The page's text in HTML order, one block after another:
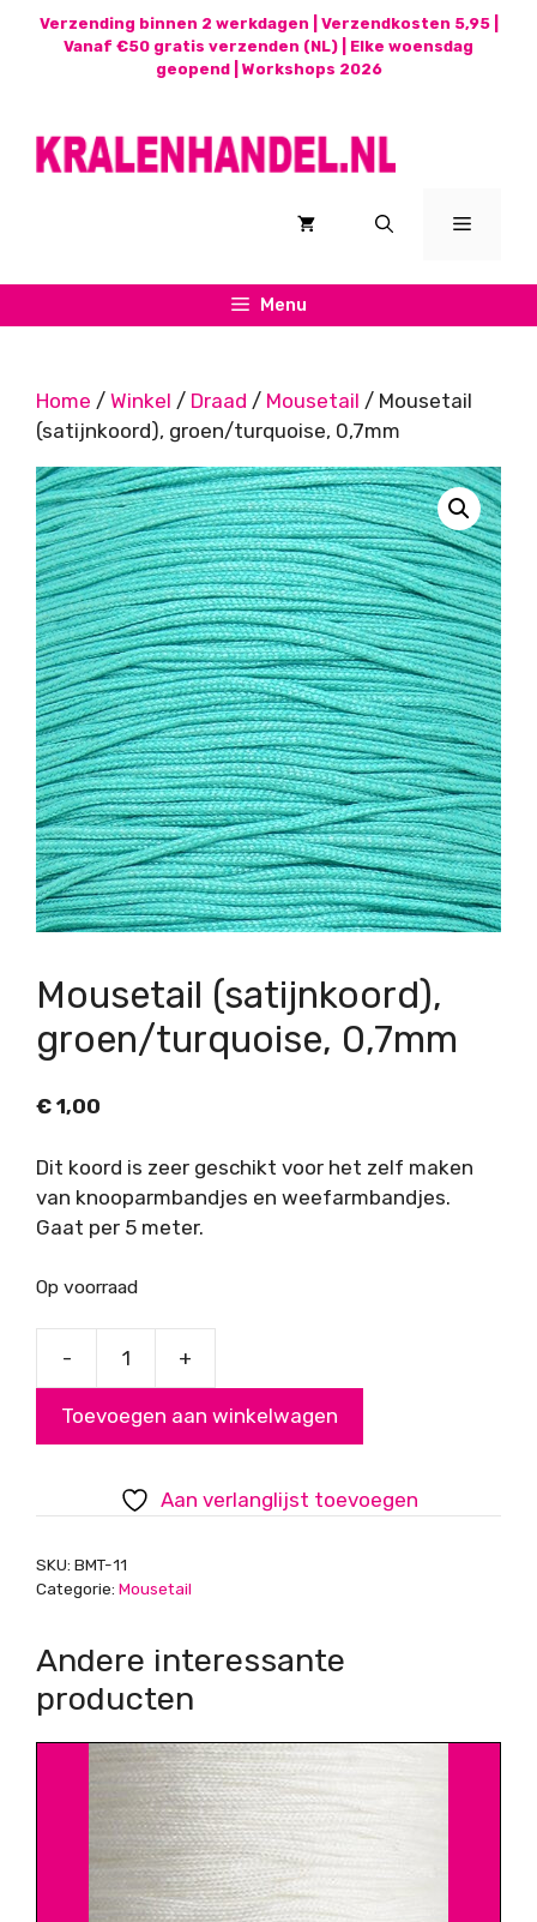
Verzending binnen 2 werkdagen | Verzendkosten 5,95 |
Vanaf €50 gratis verzenden (NL) | Elke woensdag
geopend | Workshops 2026
Menu
Menu
Home / Winkel / Draad / Mousetail / Mousetail
(satijnkoord), groen/turquoise, 0,7mm
Mousetail (satijnkoord),
groen/turquoise, 0,7mm
€ 1,00
Dit koord is zeer geschikt voor het zelf maken
van knooparmbandjes en weefarmbandjes.
Gaat per 5 meter.
Op voorraad
-
groen/turquoise,
aantal
+
Toevoegen aan winkelwagen
Aan verlanglijst toevoegen
SKU: BMT-11
Categorie: Mousetail
Andere interessante
producten